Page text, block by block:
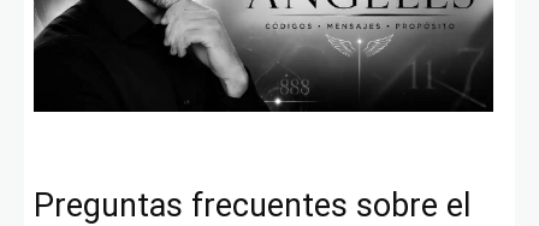
Preguntas frecuentes sobre el